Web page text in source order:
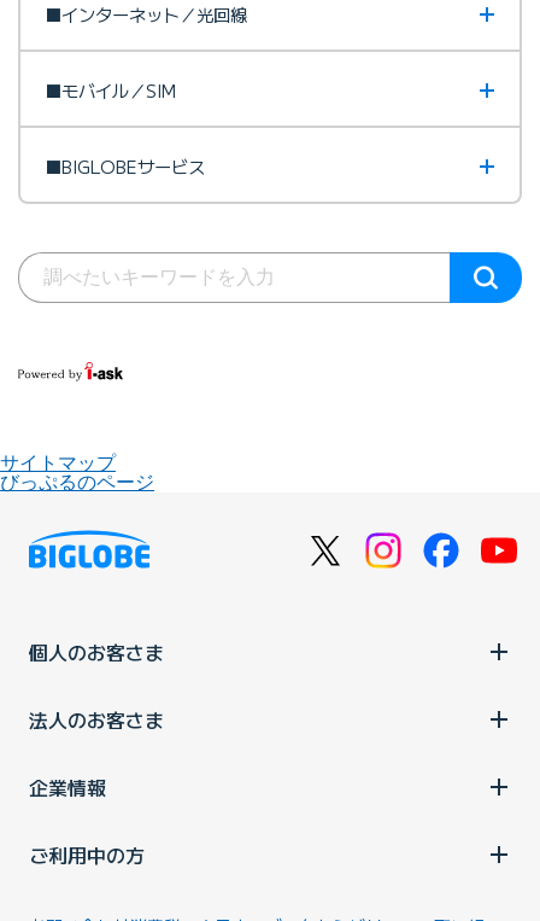
■インターネット／光回線
■モバイル／SIM
■BIGLOBEサービス
サイトマップ
びっぷるのページ
個人のお客さま
法人のお客さま
企業情報
ご利用中の方